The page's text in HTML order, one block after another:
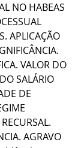
NO HABEAS
APLICAÇÃO
VALOR DO
SALÁRIO
DE
AGRAVO